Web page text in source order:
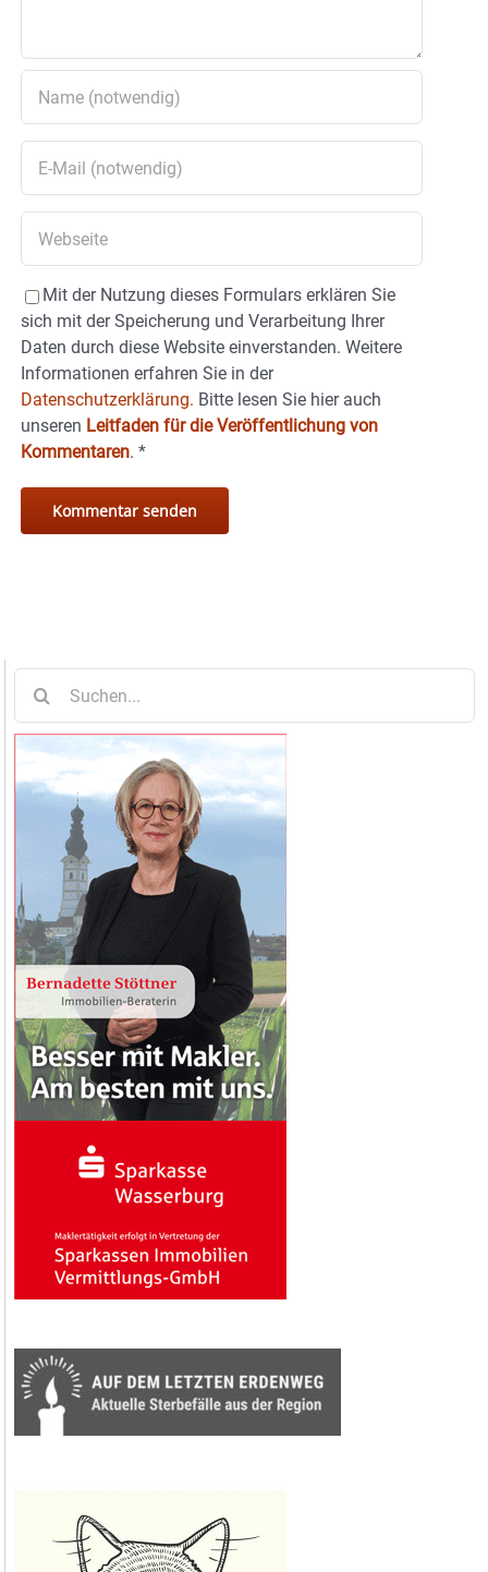
Mit der Nutzung dieses Formulars erklären Sie
sich mit der Speicherung und Verarbeitung Ihrer
Daten durch diese Website einverstanden. Weitere
Informationen erfahren Sie in der
Datenschutzerklärung. Bitte lesen Sie hier auch
unseren Leitfaden für die Veröffentlichung von
Kommentaren. *
nach: